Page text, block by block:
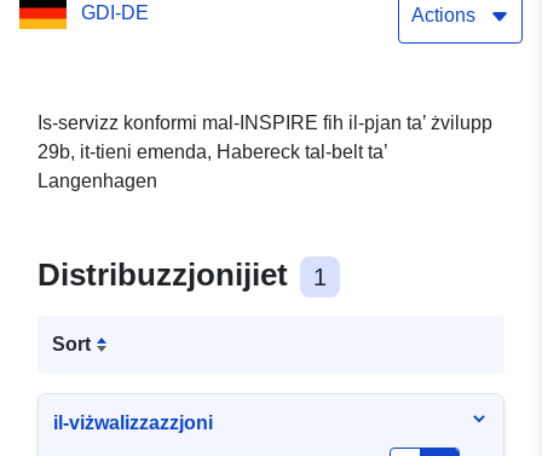
GDI-DE Actions
Is-servizz konformi mal-INSPIRE fih il-pjan ta’ żvilupp
29b, it-tieni emenda, Habereck tal-belt ta’
Langenhagen
Distribuzzjonijiet 1
Sort
il-viżwalizzazzjoni